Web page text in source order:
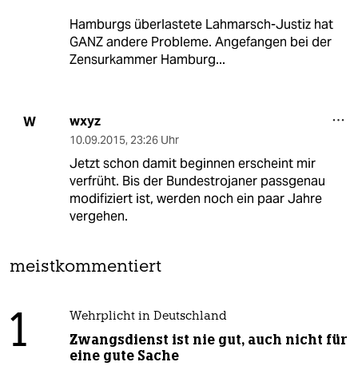
Hamburgs überlastete Lahmarsch-Justiz hat
GANZ andere Probleme. Angefangen bei der
Zensurkammer Hamburg...
W wxyz
10.09.2015, 23:26 Uhr
Jetzt schon damit beginnen erscheint mir
verfrüht. Bis der Bundestrojaner passgenau
modifiziert ist, werden noch ein paar Jahre
vergehen.
meistkommentiert
1 Wehrplicht in Deutschland
Zwangsdienst ist nie gut, auch nicht für
eine gute Sache